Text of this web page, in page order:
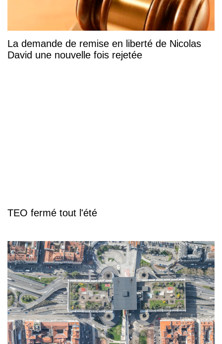
La demande de remise en liberté de Nicolas
David une nouvelle fois rejetée
TEO fermé tout l'été